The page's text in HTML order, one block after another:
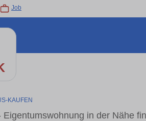
Job
KAUFEN
in der Nähe